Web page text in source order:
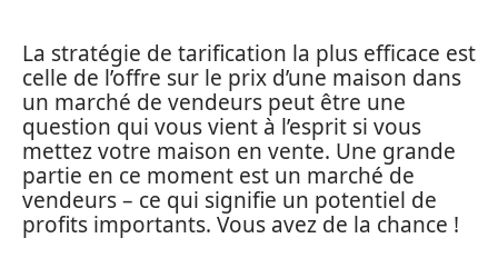
La stratégie de tarification la plus efficace est
celle de l’offre sur le prix d’une maison dans
un marché de vendeurs peut être une
question qui vous vient à l’esprit si vous
mettez votre maison en vente. Une grande
partie en ce moment est un marché de
vendeurs – ce qui signifie un potentiel de
profits importants. Vous avez de la chance !